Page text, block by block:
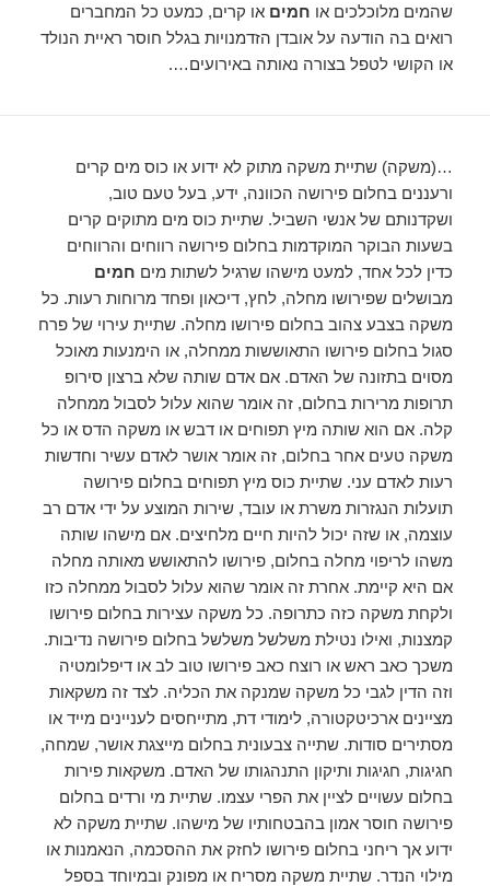
שהמים מלוכלכים או חמים או קרים, כמעט כל המחברים
רואים בה הודעה על אובדן הזדמנויות בגלל חוסר ראיית הנולד
או הקושי לטפל בצורה נאותה באירועים….
…(משקה) שתיית משקה מתוק לא ידוע או כוס מים קרים
ורעננים בחלום פירושה הכוונה, ידע, בעל טעם טוב,
ושקדנותם של אנשי השביל. שתיית כוס מים מתוקים קרים
בשעות הבוקר המוקדמות בחלום פירושה רווחים והרווחים
כדין לכל אחד, למעט מישהו שרגיל לשתות מים חמים
מבושלים שפירושו מחלה, לחץ, דיכאון ופחד מרוחות רעות. כל
משקה בצבע צהוב בחלום פירושו מחלה. שתיית עירוי של פרח
סגול בחלום פירושו התאוששות ממחלה, או הימנעות מאוכל
מסוים בתזונה של האדם. אם אדם שותה שלא ברצון סירופ
תרופות מרירות בחלום, זה אומר שהוא עלול לסבול ממחלה
קלה. אם הוא שותה מיץ תפוחים או דבש או משקה הדס או כל
משקה טעים אחר בחלום, זה אומר אושר לאדם עשיר וחדשות
רעות לאדם עני. שתיית כוס מיץ תפוחים בחלום פירושה
תועלות הנגזרות משרת או עובד, שירות המוצע על ידי אדם רב
עוצמה, או שזה יכול להיות חיים מלחיצים. אם מישהו שותה
משהו לריפוי מחלה בחלום, פירושו להתאושש מאותה מחלה
אם היא קיימת. אחרת זה אומר שהוא עלול לסבול ממחלה כזו
ולקחת משקה כזה כתרופה. כל משקה עצירות בחלום פירושו
קמצנות, ואילו נטילת משלשל משלשל בחלום פירושה נדיבות.
משכך כאב ראש או רוצח כאב פירושו טוב לב או דיפלומטיה
וזה הדין לגבי כל משקה שמנקה את הכליה. לצד זה משקאות
מציינים ארכיטקטורה, לימודי דת, מתייחסים לעניינים מייד או
מסתירים סודות. שתייה צבעונית בחלום מייצגת אושר, שמחה,
חגיגות, חגיגות ותיקון התנהגותו של האדם. משקאות פירות
בחלום עשויים לציין את הפרי עצמו. שתיית מי ורדים בחלום
פירושה חוסר אמון בהבטחותיו של מישהו. שתיית משקה לא
ידוע אך ריחני בחלום פירושו לחזק את ההסכמה, הנאמנות או
מילוי הנדר. שתיית משקה מסריח או מפונק ובמיוחד בספל